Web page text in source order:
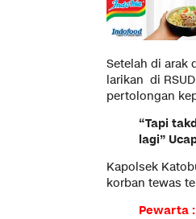
Setelah di arak
larikan di
pertolongan
“Tapi
lagi”
Kapolsek
korban tewas
Pewarta